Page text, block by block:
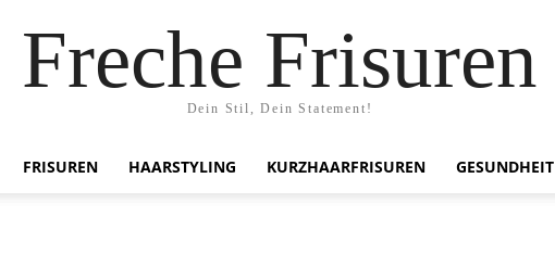
Freche Frisuren
Dein Stil, Dein Statement!
FRISUREN HAARSTYLING KURZHAARFRISUREN GESUNDHEIT